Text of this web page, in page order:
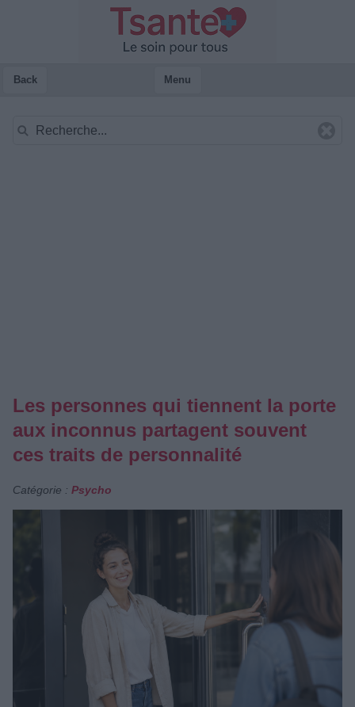
Back Menu
Les personnes qui tiennent la porte
aux inconnus partagent souvent
ces traits de personnalité
Catégorie : Psycho